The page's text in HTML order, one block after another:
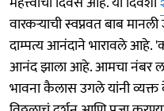
वारकऱ्याची स्वप्नवत बाब
दाम्पत्य आनंदाने भारावले आहे.
आनंद झाला आहे. आमचा नंबर
भावना कैलास उगले यांनी